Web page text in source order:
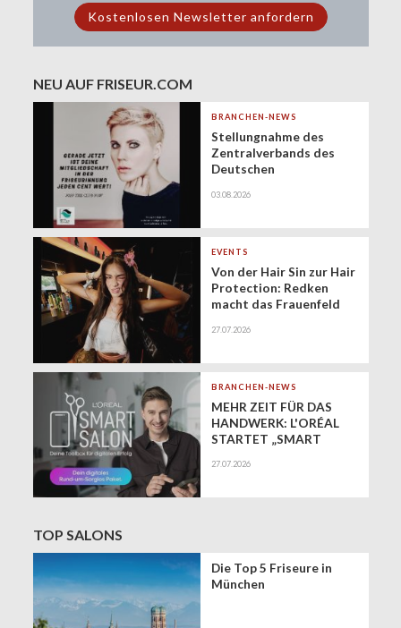
NEU AUF FRISEUR.COM
BRANCHEN-NEWS
Stellungnahme des
Zentralverbands des
Deutschen
Zukunft der
(Minijobs)
03.08.2026
EVENTS
Von der Hair Sin zur Hair
Protection: Redken
macht das Frauenfeld
gesundes Haar
27.07.2026
BRANCHEN-NEWS
MEHR ZEIT FÜR DAS
HANDWERK: L'ORÉAL
STARTET „SMART
EXKLUSIVEN BUSINESS-
27.07.2026
TOP SALONS
Die Top 5 Friseure in
München